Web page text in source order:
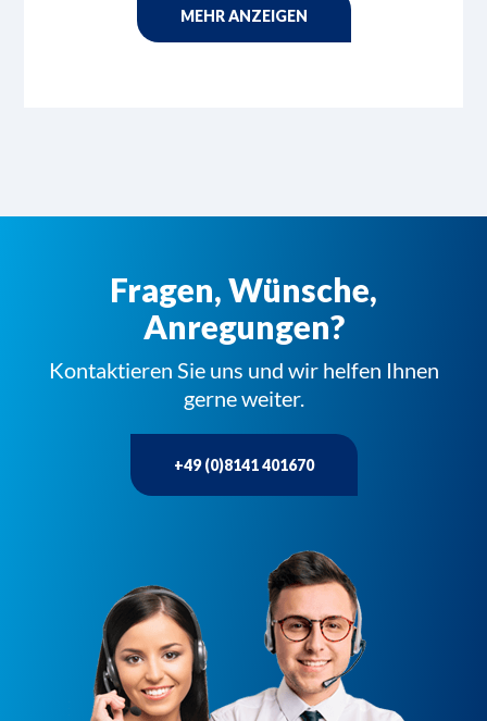
MEHR ANZEIGEN
Fragen, Wünsche,
Anregungen?
Kontaktieren Sie uns und wir helfen Ihnen
gerne weiter.
+49 (0)8141 401670